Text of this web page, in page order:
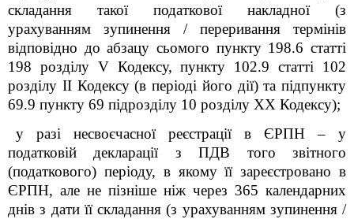
складання такої податкової накладної (з
урахуванням зупинення / переривання термінів
відповідно до абзацу сьомого пункту 198.6 статті
198 розділу V Кодексу, пункту 102.9 статті 102
розділу ІІ Кодексу (в періоді його дії) та підпункту
69.9 пункту 69 підрозділу 10 розділу XX Кодексу);
у разі несвоєчасної реєстрації в ЄРПН – у
податковій декларації з ПДВ того звітного
(податкового) періоду, в якому її зареєстровано в
ЄРПН, але не пізніше ніж через 365 календарних
днів з дати її складання (з урахуванням зупинення /